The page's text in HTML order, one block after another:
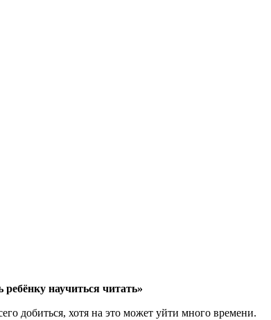
научиться читать»
добиться, хотя на это может уйти много времени.